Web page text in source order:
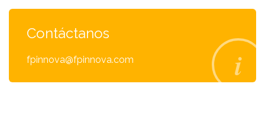
Contáctanos
fpinnova@fpinnova.com